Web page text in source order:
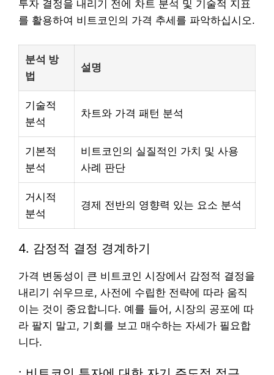
투자 결정을 내리기 전에 차트 분석 및 기술적 지표
를 활용하여 비트코인의 가격 추세를 파악하십시오.
분석 방
법
설명
기술적
분석
차트와 가격 패턴 분석
기본적
분석
비트코인의 실질적인 가치 및 사용
사례 판단
거시적
분석
경제 전반의 영향력 있는 요소 분석
4. 감정적 결정 경계하기
가격 변동성이 큰 비트코인 시장에서 감정적 결정을
내리기 쉬우므로, 사전에 수립한 전략에 따라 움직
이는 것이 중요합니다. 예를 들어, 시장의 공포에 따
라 팔지 말고, 기회를 보고 매수하는 자세가 필요합
니다.